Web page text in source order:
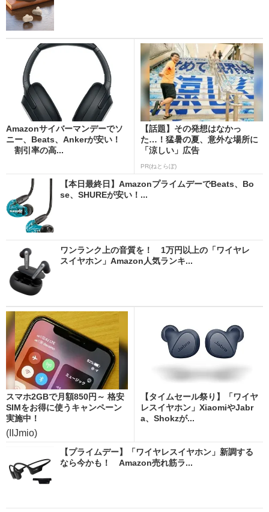
Amazonサイバーマンデーでソ
ニー、Beats、Ankerが安い！
割引率の高...
【話題】その発想はなかっ
た…！猛暑の夏、意外な場所に
「涼しい」広告
PR(ねとらぼ)
【本日最終日】AmazonプライムデーでBeats、Bo
se、SHUREが安い！...
ワンランク上の音質を！ 1万円以上の「ワイヤレ
スイヤホン」Amazon人気ランキ...
スマホ2GBで月額850円～ 格安
SIMをお得に使うキャンペーン
実施中！
(IIJmio)
【タイムセール祭り】「ワイヤ
レスイヤホン」XiaomiやJabr
a、Shokzが...
【プライムデー】「ワイヤレスイヤホン」新調する
なら今かも！ Amazon売れ筋ラ...